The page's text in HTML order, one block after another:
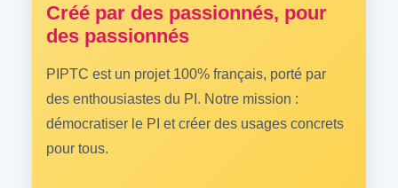
Créé par des passionnés, pour
des passionnés
PIPTC est un projet 100% français, porté par
des enthousiastes du PI. Notre mission :
démocratiser le PI et créer des usages concrets
pour tous.